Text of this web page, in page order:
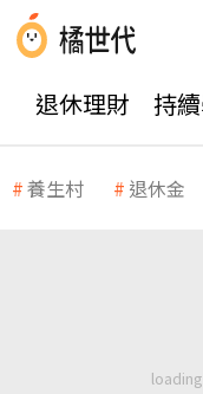
退休理財 持
養生村 退休金